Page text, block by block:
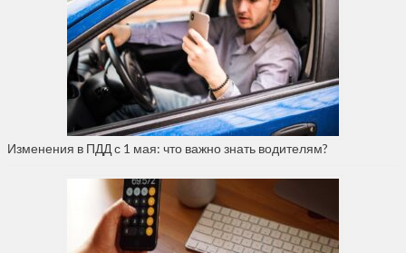
Изменения в ПДД с 1 мая: что важно знать водителям?